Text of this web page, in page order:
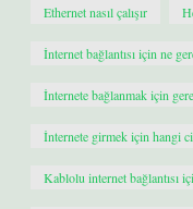
Ethernet nasıl çalışır
İnternet bağlantısı için ne
İnternete bağlanmak için
İnternete girmek için hangi
Kablolu internet bağlantısı